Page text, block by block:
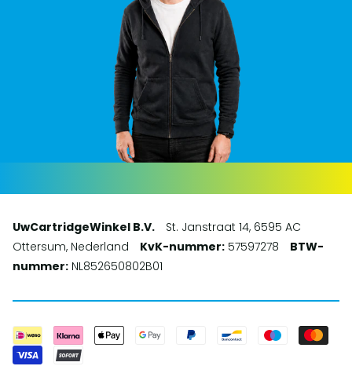
UwCartridgeWinkel B.V.
St. Janstraat 14, 6595 AC
Ottersum, Nederland
KvK-nummer: 57597278
BTW-
nummer: NL852650802B01